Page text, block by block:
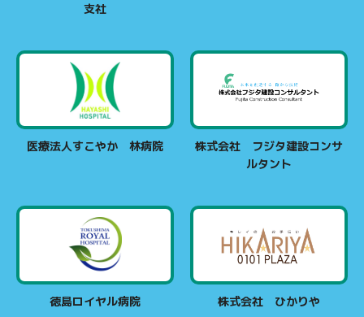
支社
医療法人すこやか 林病院
株式会社 フジタ建設コンサ
ルタント
徳島ロイヤル病院 株式会社 ひかりや